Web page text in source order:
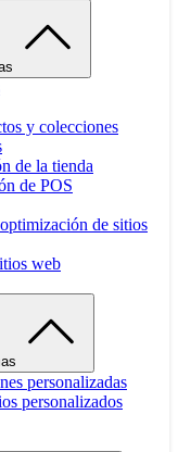
y colecciones
de la tienda
de POS
de sitios
web
personalizadas
personalizados